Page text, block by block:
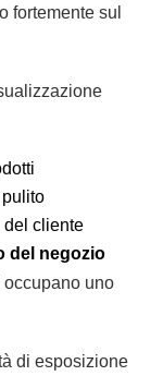
fortemente sul
del cliente
del negozio
occupano uno
di esposizione